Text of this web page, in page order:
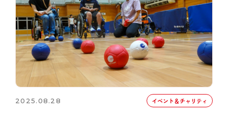
2025.08.28 イベント＆チャリティ